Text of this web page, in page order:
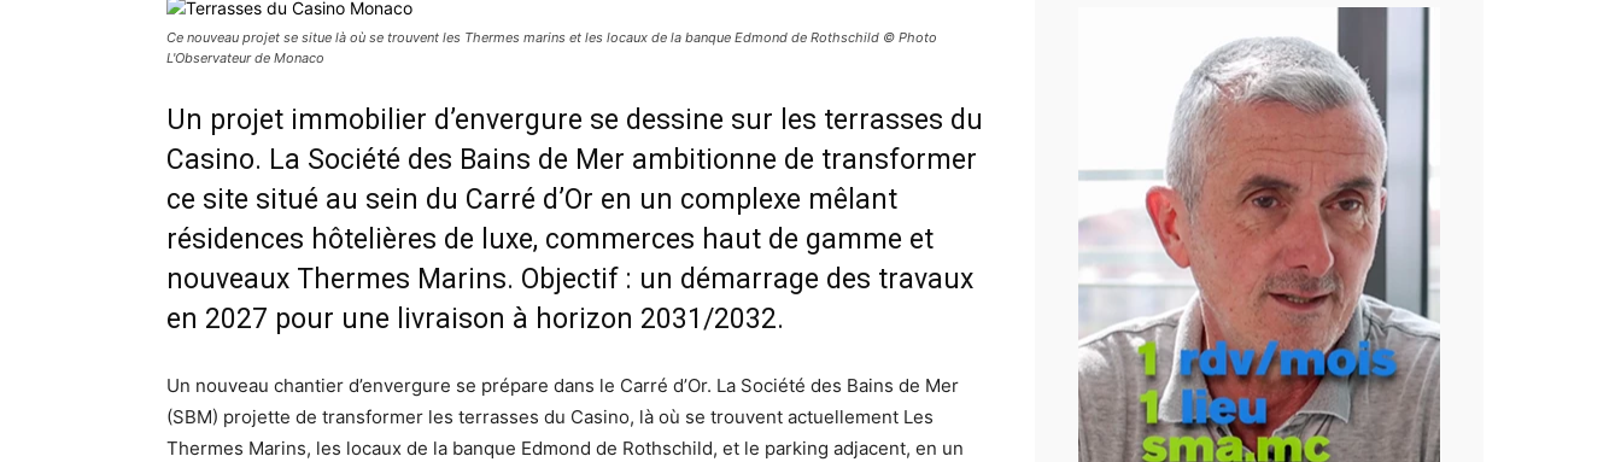
Ce nouveau projet se situe là où se trouvent les Thermes marins et les locaux de la banque Edmond de Rothschild © Photo
L'Observateur de Monaco
Un projet immobilier d’envergure se dessine sur les terrasses du
Casino. La Société des Bains de Mer ambitionne de transformer
ce site situé au sein du Carré d’Or en un complexe mêlant
résidences hôtelières de luxe, commerces haut de gamme et
nouveaux Thermes Marins. Objectif : un démarrage des travaux
en 2027 pour une livraison à horizon 2031/2032.
Un nouveau chantier d’envergure se prépare dans le Carré d’Or. La Société des Bains de Mer
(SBM) projette de transformer les terrasses du Casino, là où se trouvent actuellement Les
Thermes Marins, les locaux de la banque Edmond de Rothschild, et le parking adjacent, en un